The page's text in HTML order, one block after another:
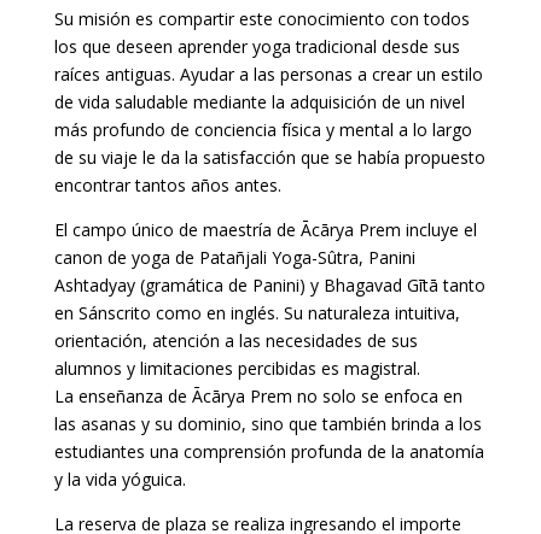
Su misión es compartir este conocimiento con todos
los que deseen aprender yoga tradicional desde sus
raíces antiguas. Ayudar a las personas a crear un estilo
de vida saludable mediante la adquisición de un nivel
más profundo de conciencia física y mental a lo largo
de su viaje le da la satisfacción que se había propuesto
encontrar tantos años antes.
El campo único de maestría de Ācārya Prem incluye el
canon de yoga de Patañjali Yoga-Sûtra, Panini
Ashtadyay (gramática de Panini) y Bhagavad Gītā tanto
en Sánscrito como en inglés. Su naturaleza intuitiva,
orientación, atención a las necesidades de sus
alumnos y limitaciones percibidas es magistral.
La enseñanza de Ācārya Prem no solo se enfoca en
las asanas y su dominio, sino que también brinda a los
estudiantes una comprensión profunda de la anatomía
y la vida yóguica.
La reserva de plaza se realiza ingresando el importe